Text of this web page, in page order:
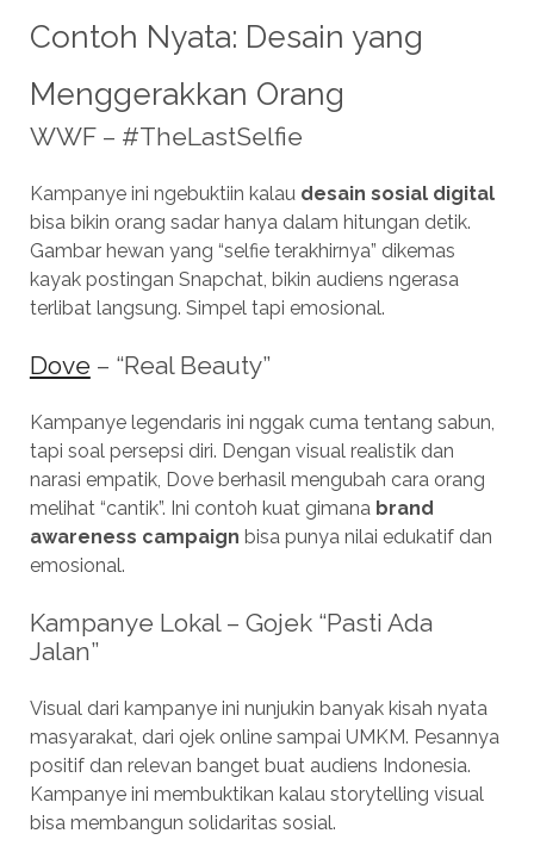
Contoh Nyata: Desain yang
Menggerakkan Orang
WWF – #TheLastSelfie
Kampanye ini ngebuktiin kalau desain sosial digital
bisa bikin orang sadar hanya dalam hitungan detik.
Gambar hewan yang “selfie terakhirnya” dikemas
kayak postingan Snapchat, bikin audiens ngerasa
terlibat langsung. Simpel tapi emosional.
Dove– “Real Beauty”
Kampanye legendaris ini nggak cuma tentang sabun,
tapi soal persepsi diri. Dengan visual realistik dan
narasi empatik, Dove berhasil mengubah cara orang
melihat “cantik”. Ini contoh kuat gimana brand
awareness campaign bisa punya nilai edukatif dan
emosional.
Kampanye Lokal – Gojek “Pasti Ada
Jalan”
Visual dari kampanye ini nunjukin banyak kisah nyata
masyarakat, dari ojek online sampai UMKM. Pesannya
positif dan relevan banget buat audiens Indonesia.
Kampanye ini membuktikan kalau storytelling visual
bisa membangun solidaritas sosial.